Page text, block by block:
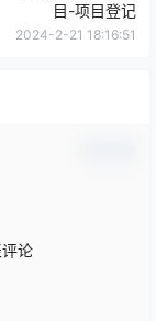
目-项目登记
2024-2-21 18:16:51
论